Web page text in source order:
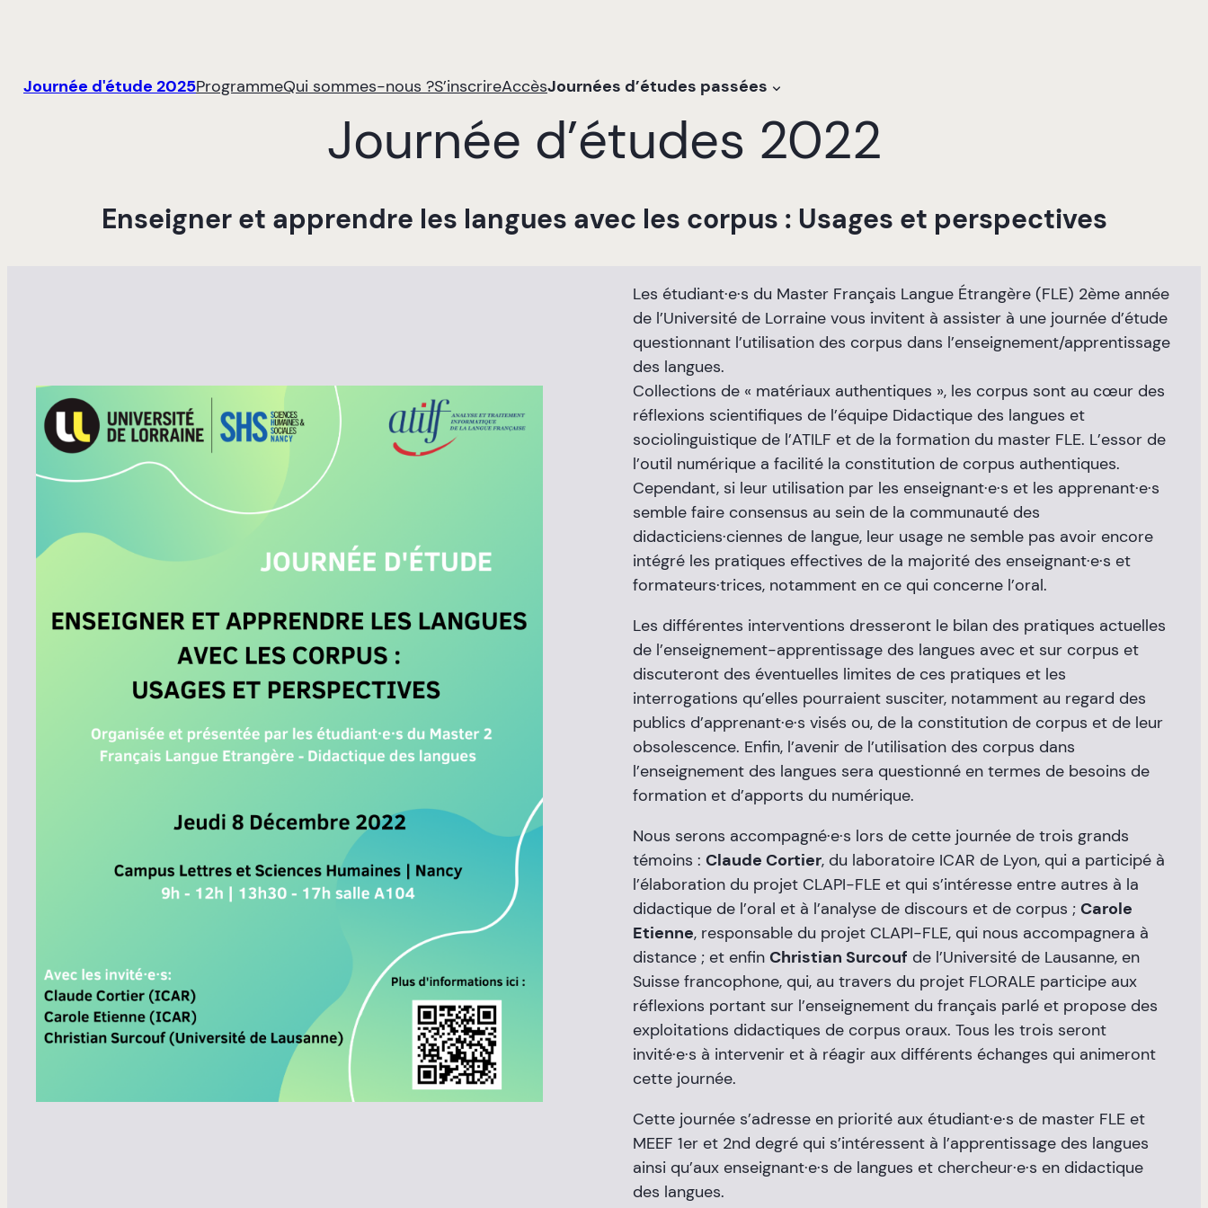
Journée d'étude 2025ProgrammeQui sommes-nous ?S’inscrireAccèsJournées d’études passées
Journée d’études 2022
Enseigner et apprendre les langues avec les corpus : Usages et perspectives
Les étudiant·e·s du Master Français Langue Étrangère (FLE) 2ème année
de l’Université de Lorraine vous invitent à assister à une journée d’étude
questionnant l’utilisation des corpus dans l’enseignement/apprentissage
des langues.
Collections de « matériaux authentiques », les corpus sont au cœur des
réflexions scientifiques de l’équipe Didactique des langues et
sociolinguistique de l’ATILF et de la formation du master FLE. L’essor de
l’outil numérique a facilité la constitution de corpus authentiques.
Cependant, si leur utilisation par les enseignant·e·s et les apprenant·e·s
semble faire consensus au sein de la communauté des
didacticiens·ciennes de langue, leur usage ne semble pas avoir encore
intégré les pratiques effectives de la majorité des enseignant·e·s et
formateurs·trices, notamment en ce qui concerne l’oral.
Les différentes interventions dresseront le bilan des pratiques actuelles
de l’enseignement-apprentissage des langues avec et sur corpus et
discuteront des éventuelles limites de ces pratiques et les
interrogations qu’elles pourraient susciter, notamment au regard des
publics d’apprenant·e·s visés ou, de la constitution de corpus et de leur
obsolescence. Enfin, l’avenir de l’utilisation des corpus dans
l’enseignement des langues sera questionné en termes de besoins de
formation et d’apports du numérique.
Nous serons accompagné·e·s lors de cette journée de trois grands
témoins : Claude Cortier, du laboratoire ICAR de Lyon, qui a participé à
l’élaboration du projet CLAPI-FLE et qui s’intéresse entre autres à la
didactique de l’oral et à l’analyse de discours et de corpus ; Carole
Etienne, responsable du projet CLAPI-FLE, qui nous accompagnera à
distance ; et enfin Christian Surcouf de l’Université de Lausanne, en
Suisse francophone, qui, au travers du projet FLORALE participe aux
réflexions portant sur l’enseignement du français parlé et propose des
exploitations didactiques de corpus oraux. Tous les trois seront
invité·e·s à intervenir et à réagir aux différents échanges qui animeront
cette journée.
Cette journée s’adresse en priorité aux étudiant·e·s de master FLE et
MEEF 1er et 2nd degré qui s’intéressent à l’apprentissage des langues
ainsi qu’aux enseignant·e·s de langues et chercheur·e·s en didactique
des langues.